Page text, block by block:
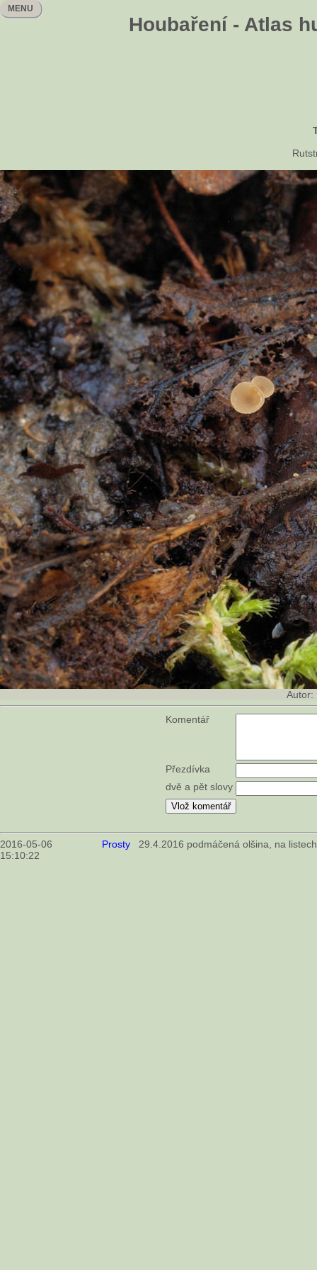
Houbaření - Atlas
MENU
Autor:
Komentář
Přezdívka
dvě a pět slovy
2016-05-06
15:10:22
Prosty 29.4.2016 podmáčená olšina, na